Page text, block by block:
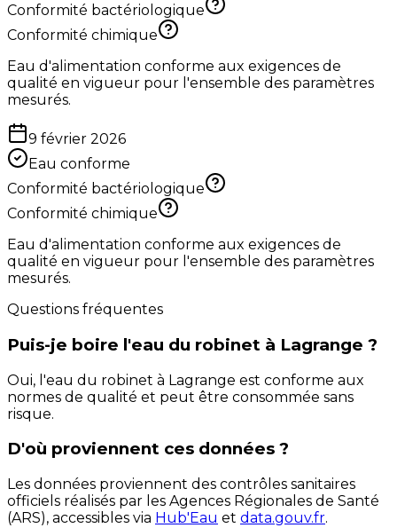
Conformité bactériologique
Conformité chimique
Eau d'alimentation conforme aux exigences de
qualité en vigueur pour l'ensemble des paramètres
mesurés.
9 février 2026
Eau conforme
Conformité bactériologique
Conformité chimique
Eau d'alimentation conforme aux exigences de
qualité en vigueur pour l'ensemble des paramètres
mesurés.
Questions fréquentes
Puis-je boire l'eau du robinet à Lagrange ?
Oui, l'eau du robinet à Lagrange est conforme aux
normes de qualité et peut être consommée sans
risque.
D'où proviennent ces données ?
Les données proviennent des contrôles sanitaires
officiels réalisés par les Agences Régionales de Santé
(ARS), accessibles via Hub'Eau et data.gouv.fr.